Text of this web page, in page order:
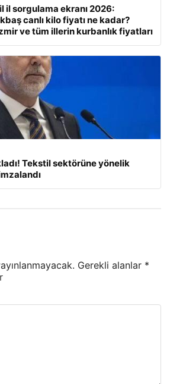
il sorgulama ekranı 2026:
canlı kilo fiyatı ne kadar?
ve tüm illerin kurbanlık fiyatları
Tekstil sektörüne yönelik
Gerekli alanlar *